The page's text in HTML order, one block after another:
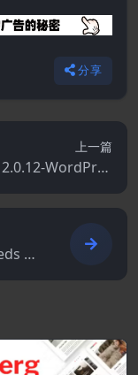
分享
上一篇
WordPres
志博客AMP主题
Pr